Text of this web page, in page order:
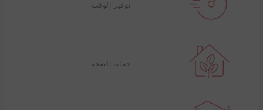
توفير الوقت
حماية الصحة